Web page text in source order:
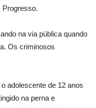
Progresso.
na via pública quando
Os criminosos
adolescente de 12 anos
na perna e